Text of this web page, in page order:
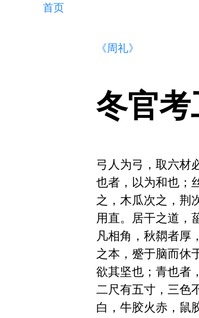
首页
《周礼》
冬官考
弓人为弓，取六材
也者，以为和也；
之，木瓜次之，荆
用直。居干之道，
凡相角，秋閷者厚
之本，蹙于脑而休
欲其坚也；青也者
二尺有五寸，三色
白，牛胶火赤，鼠